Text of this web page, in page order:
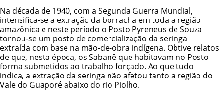
Na década de 1940, com a Segunda Guerra Mundial,
intensifica-se a extração da borracha em toda a região
amazônica e neste período o Posto Pyreneus de Souza
tornou-se um posto de comercialização da seringa
extraída com base na mão-de-obra indígena. Obtive relatos
de que, nesta época, os Sabanê que habitavam no Posto
forma submetidos ao trabalho forçado. Ao que tudo
indica, a extração da seringa não afetou tanto a região do
Vale do Guaporé abaixo do rio Piolho.